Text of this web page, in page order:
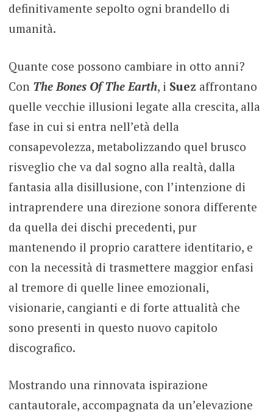
definitivamente sepolto ogni brandello di
umanità.
Quante cose possono cambiare in otto anni?
Con The Bones Of The Earth, i Suez affrontano
quelle vecchie illusioni legate alla crescita, alla
fase in cui si entra nell’età della
consapevolezza, metabolizzando quel brusco
risveglio che va dal sogno alla realtà, dalla
fantasia alla disillusione, con l’intenzione di
intraprendere una direzione sonora differente
da quella dei dischi precedenti, pur
mantenendo il proprio carattere identitario, e
con la necessità di trasmettere maggior enfasi
al tremore di quelle linee emozionali,
visionarie, cangianti e di forte attualità che
sono presenti in questo nuovo capitolo
discografico.
Mostrando una rinnovata ispirazione
cantautorale, accompagnata da un’elevazione